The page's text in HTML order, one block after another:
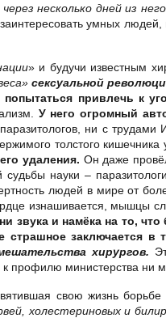
несколько дней из
заинтересовать умных
» и будучи известным
сексуальной
привлечь к
У него огромный
ни с
толстого кишечника
удаления. Он даже
судьбы науки –
людей в мире от
изнашивается, мышцы
звука и намёка на то,
страшное заключается в
хирургов.
министерства ни
свою жизнь
холестериновых и